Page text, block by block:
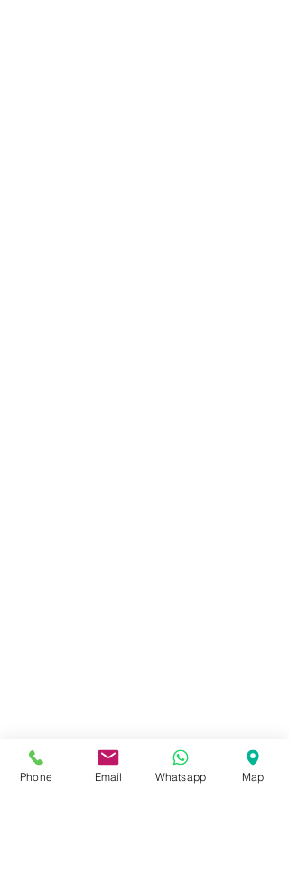
Phone Email Whatsapp Map